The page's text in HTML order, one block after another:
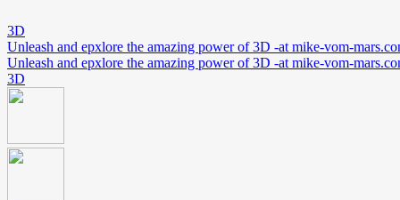
3D
Unleash and epxlore the amazing power of 3D -at mike-vom-
Unleash and epxlore the amazing power of 3D -at mike-vom-
3D